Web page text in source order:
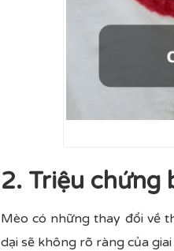
2. Triệu chứng
Mèo có những thay đổi về
dại sẽ không rõ ràng của